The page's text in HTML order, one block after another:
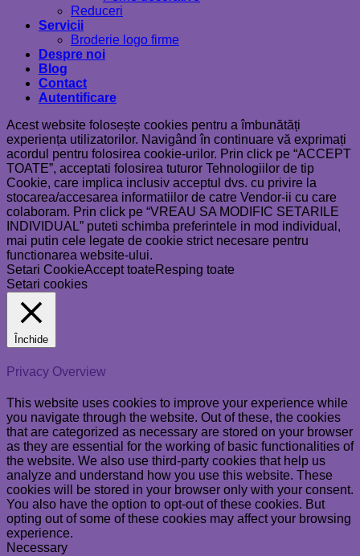
Reduceri
Servicii
Broderie logo firme
Despre noi
Blog
Contact
Autentificare
Acest website folosește cookies pentru a îmbunătăți
experiența utilizatorilor. Navigând în continuare vă exprimați
acordul pentru folosirea cookie-urilor. Prin click pe “ACCEPT
TOATE”, acceptati folosirea tuturor Tehnologiilor de tip
Cookie, care implica inclusiv acceptul dvs. cu privire la
stocarea/accesarea informatiilor de catre Vendor-ii cu care
colaboram. Prin click pe “VREAU SA MODIFIC SETARILE
INDIVIDUAL” puteti schimba preferintele in mod individual,
mai putin cele legate de cookie strict necesare pentru
functionarea website-ului.
Setari CookieAccept toateResping toate
Setari cookies
Închide
Privacy Overview
This website uses cookies to improve your experience while
you navigate through the website. Out of these, the cookies
that are categorized as necessary are stored on your browser
as they are essential for the working of basic functionalities of
the website. We also use third-party cookies that help us
analyze and understand how you use this website. These
cookies will be stored in your browser only with your consent.
You also have the option to opt-out of these cookies. But
opting out of some of these cookies may affect your browsing
experience.
Necessary